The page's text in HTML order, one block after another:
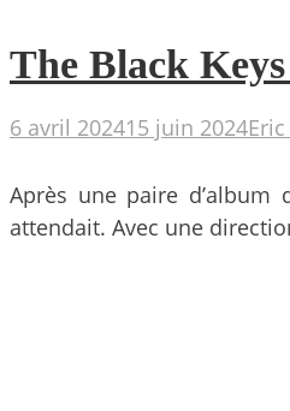
The Black
6 avril 202415 juin 2024
Après une paire d’album
attendait. Avec une